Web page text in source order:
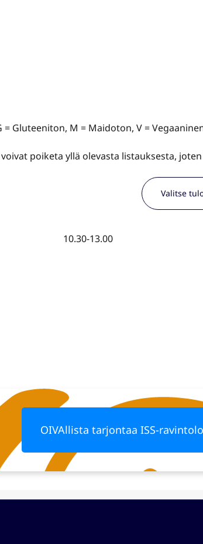
= Gluteeniton, M = Maidoton, V =
poiketa yllä olevasta listauksesta,
10.30-13.00
OIVAllista tarjontaa ISS-